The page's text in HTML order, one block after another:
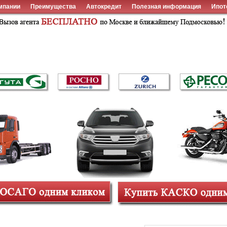
Преимущества Автокредит Полезная информация